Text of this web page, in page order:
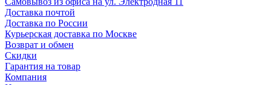
Доставка почтой
Доставка по России
Курьерская доставка по Москве
Возврат и обмен
Скидки
Гарантия на товар
Компания